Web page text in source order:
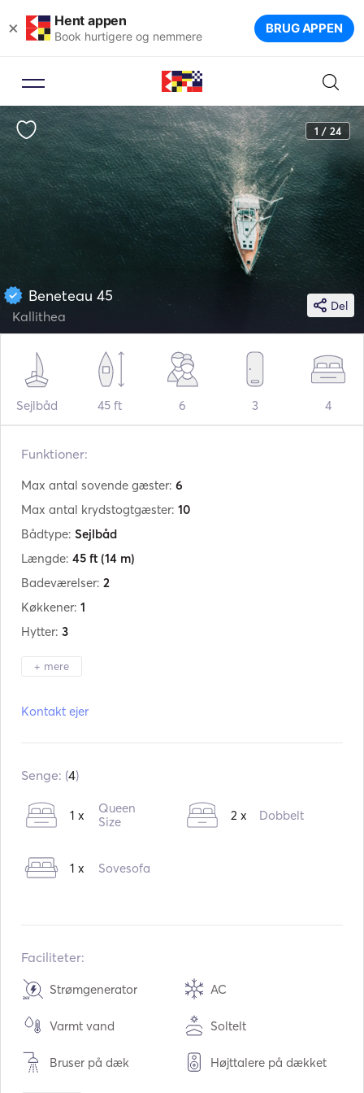
× Hent appen
Book hurtigere og nemmere BRUG APPEN
1 / 24
Del
Beneteau 45
Kallithea
Sejlbåd 45 ft 6 3 4
Funktioner:
Max antal sovende gæster: 6
Max antal krydstogtgæster: 10
Bådtype: Sejlbåd
Længde: 45 ft (14 m)
Badeværelser: 2
Køkkener: 1
Hytter: 3
+ mere
Ombygning i:
Brændstoftype:Diesel
Vandkapacitet:570 L
Kontakt ejer
Senge: (4)
1 x
Queen
Size
2 x Dobbelt
1 x Sovesofa
Faciliteter:
Strømgenerator AC
Varmt vand Soltelt
Bruser på dæk Højttalere på dækket